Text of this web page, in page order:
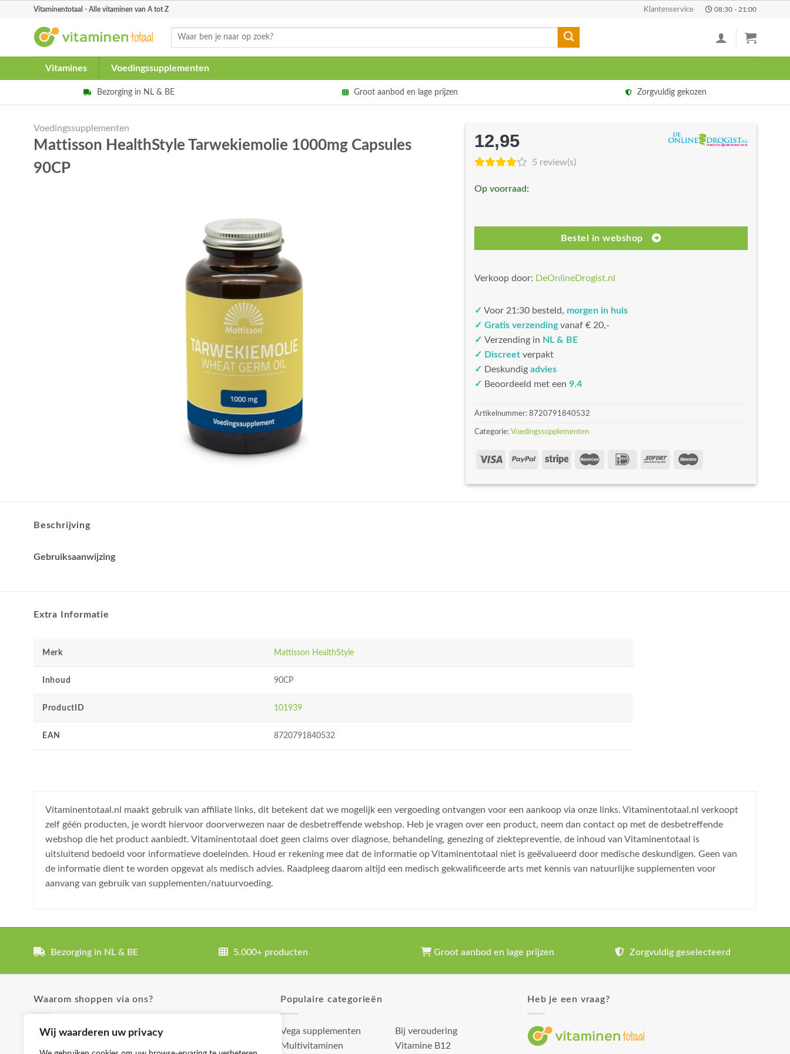
Wij waarderen uw privacy
Vitaminentotaal - Alle vitaminen van A tot Z Klantenservice 08:30 - 21:00
Zoeken
Vitamines Voedingssupplementen
Bezorging in NL & BE Groot aanbod en lage prijzen Zorgvuldig gekozen
Voedingssupplementen
Mattisson HealthStyle Tarwekiemolie 1000mg Capsules
90CP
12,95
5 review(s)
Op voorraad:
Bestel in webshop
Verkoop door: DeOnlineDrogist.nl
✓ Voor 21:30 besteld, morgen in huis
✓ Gratis verzendingvanaf € 20,-
✓ Verzending in NL & BE
✓ Discreet verpakt
✓ Deskundig advies
✓ Beoordeeld met een 9.4
Artikelnummer: 8720791840532
Categorie: Voedingssupplementen
Beschrijving
Gebruiksaanwijzing
Extra Informatie
Merk Mattisson HealthStyle
Inhoud 90CP
ProductID 101939
EAN 8720791840532
Vitaminentotaal.nl maakt gebruik van affiliate links, dit betekent dat we mogelijk een vergoeding ontvangen voor een aankoop via onze links. Vitaminentotaal.nl verkoopt
zelf géén producten, je wordt hiervoor doorverwezen naar de desbetreffende webshop. Heb je vragen over een product, neem dan contact op met de desbetreffende
webshop die het product aanbiedt. Vitaminentotaal doet geen claims over diagnose, behandeling, genezing of ziektepreventie, de inhoud van Vitaminentotaal is
uitsluitend bedoeld voor informatieve doeleinden. Houd er rekening mee dat de informatie op Vitaminentotaal niet is geëvalueerd door medische deskundigen. Geen van
de informatie dient te worden opgevat als medisch advies. Raadpleeg daarom altijd een medisch gekwalificeerde arts met kennis van natuurlijke supplementen voor
aanvang van gebruik van supplementen/natuurvoeding.
Bezorging in NL & BE 5.000+ producten Groot aanbod en lage prijzen Zorgvuldig geselecteerd
Waarom shoppen via ons?
✓ Uitgebreide product omschrijvingen
Populaire categorieën
Vega supplementen
Multivitaminen
Bij veroudering
Vitamine B12
Heb je een vraag?